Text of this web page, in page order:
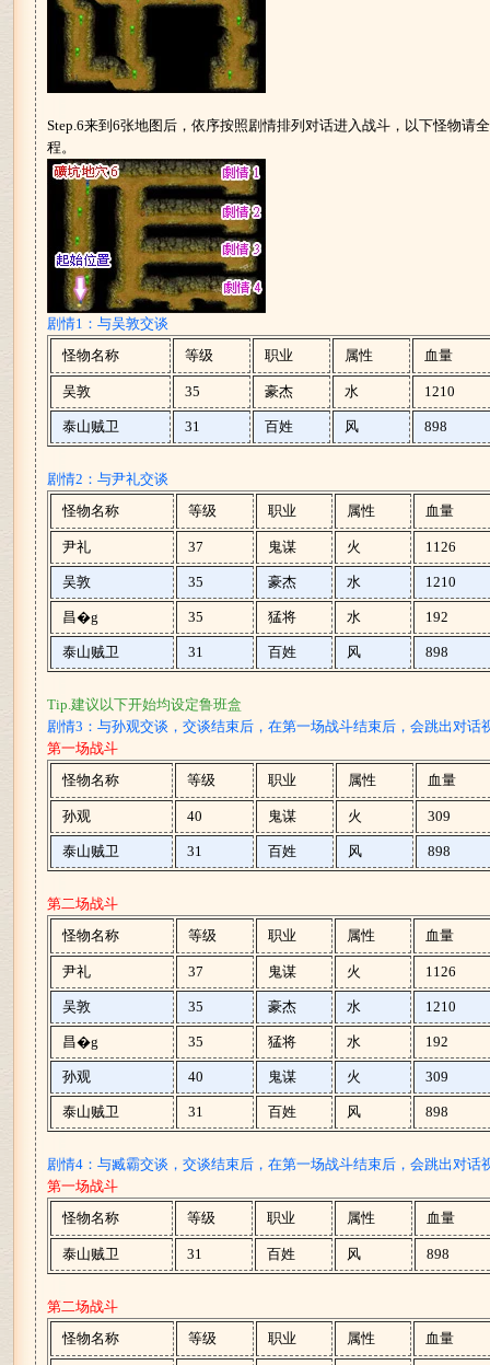
Step.6来到6张地图后，依序按照剧情排列对话进入战斗，以下怪物请
程。
剧情1：与吴敦交谈
怪物名称
等级 职业 属性 血量
吴敦 35 豪杰 水 1210
泰山贼卫 31 百姓 风 898
剧情2：与尹礼交谈
怪物名称
等级 职业 属性 血量
尹礼 37 鬼谋 火 1126
吴敦 35 豪杰 水 1210
昌�g 35 猛将 水 192
泰山贼卫 31 百姓 风 898
Tip.建议以下开始均设定鲁班盒
剧情3：与孙观交谈，交谈结束后，在第一场战斗结束后，会跳出对话
第一场战斗
怪物名称
等级 职业 属性 血量
孙观 40 鬼谋 火 309
泰山贼卫 31 百姓 风 898
第二场战斗
怪物名称
等级 职业 属性 血量
尹礼 37 鬼谋 火 1126
吴敦 35 豪杰 水 1210
昌�g 35 猛将 水 192
孙观 40 鬼谋 火 309
泰山贼卫 31 百姓 风 898
剧情4：与臧霸交谈，交谈结束后，在第一场战斗结束后，会跳出对话
第一场战斗
怪物名称
等级 职业 属性 血量
泰山贼卫 31 百姓 风 898
第二场战斗
怪物名称
等级 职业 属性 血量